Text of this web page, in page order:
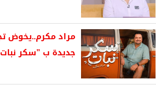
مراد مكرم..يخوض
جديدة ب ”سكر